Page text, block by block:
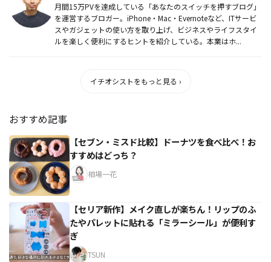
月間15万PVを達成している「あなたのスイッチを押すブログ」
を運営するブロガー。iPhone・Mac・Evernoteなど、ITサービ
スやガジェットの使い方を取り上げ、ビジネスやライフスタイ
ルを楽しく便利にするヒントを紹介している。本業はホ...
イチオシストをもっと見る ›
おすすめ記事
【セブン・ミスド比較】ドーナツを食べ比べ！お
すすめはどっち？
相場一花
【セリア新作】メイク直しが楽ちん！リップのふ
たやパレットに貼れる「ミラーシール」が便利す
ぎ
TSUN